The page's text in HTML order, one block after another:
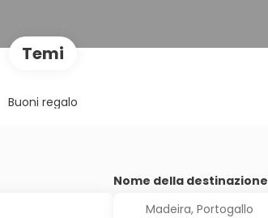
Temi
Buoni regalo
Nome della destinazione